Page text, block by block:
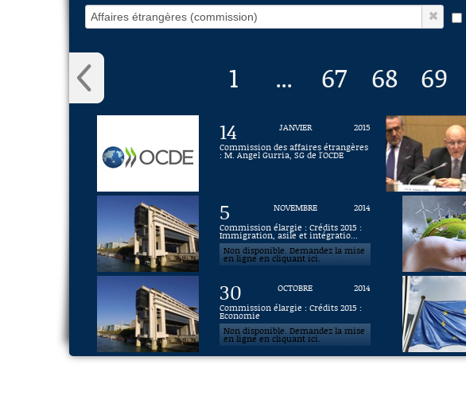
1 ... 67 68 69
14 JANVIER
2015
Commission des affaires étrangères
: M. Angel Gurria, SG de l'OCDE
5 NOVEMBRE
2014
Commission élargie : Crédits 2015 :
Immigration, asile et intégratio...
Non disponible. Demandez la mise
en ligne en cliquant ici.
30 OCTOBRE
2014
Commission élargie : Crédits 2015 :
Economie
Non disponible. Demandez la mise
en ligne en cliquant ici.